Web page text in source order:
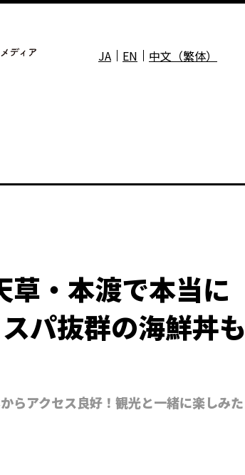
JA EN 中文（繁体）
草・本渡で本当に
パ抜群の海鮮丼も
らアクセス良好！観光と一緒に楽しみた